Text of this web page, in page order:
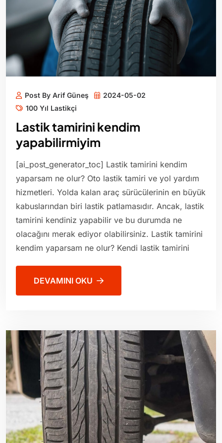
Post By Arif Güneş
2024-05-02
100 Yıl Lastikçi
Lastik tamirini kendim
yapabilirmiyim
[ai_post_generator_toc] Lastik tamirini kendim
yaparsam ne olur? Oto lastik tamiri ve yol yardım
hizmetleri. Yolda kalan araç sürücülerinin en büyük
kabuslarından biri lastik patlamasıdır. Ancak, lastik
tamirini kendiniz yapabilir ve bu durumda ne
olacağını merak ediyor olabilirsiniz. Lastik tamirini
kendim yaparsam ne olur? Kendi lastik tamirini
DEVAMINI OKU